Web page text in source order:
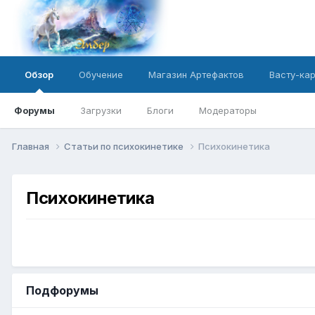
Обзор
Форумы Загрузки Блоги Модераторы
Обучение Магазин Артефактов Васту-
Главная Статьи по психокинетике Психокинетика
Психокинетика
Подфорумы